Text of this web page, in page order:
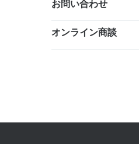
お問い合わせ
オンライン商談